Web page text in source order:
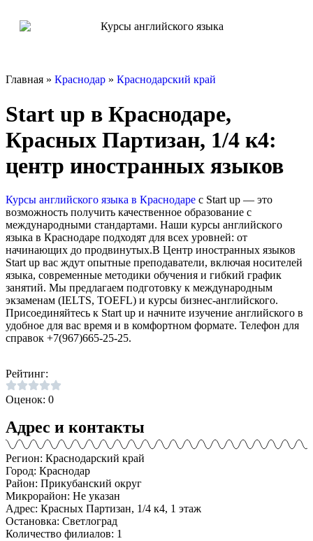
Главная » Краснодар » Краснодарский край
Start up в Краснодаре,
Красных Партизан, 1/4 к4:
центр иностранных языков
Курсы английского языка в Краснодаре с Start up — это
возможность получить качественное образование с
международными стандартами. Наши курсы английского
языка в Краснодаре подходят для всех уровней: от
начинающих до продвинутых.В Центр иностранных языков
Start up вас ждут опытные преподаватели, включая носителей
языка, современные методики обучения и гибкий график
занятий. Мы предлагаем подготовку к международным
экзаменам (IELTS, TOEFL) и курсы бизнес-английского.
Присоединяйтесь к Start up и начните изучение английского в
удобное для вас время и в комфортном формате. Телефон для
справок +7(967)665-25-25.
Рейтинг:
Оценок: 0
Адрес и контакты
Регион: Краснодарский край
Город: Краснодар
Район: Прикубанский округ
Микрорайон: Не указан
Адрес: Красных Партизан, 1/4 к4, 1 этаж
Остановка: Светлоград
Количество филиалов: 1